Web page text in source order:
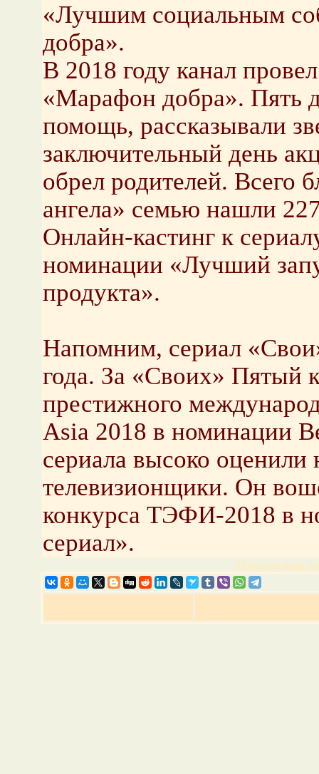
«Лучшим социальным
добра».
В 2018 году канал
«Марафон добра». Пять
помощь, рассказывали
заключительный день
обрел родителей. Всего
ангела» семью нашли
Онлайн-кастинг к
номинации «Лучший
продукта».
Напомним, сериал
года. За «Своих» Пятый
престижного
Asiа 2018 в номинации
сериала высоко оценили
телевизионщики. Он
конкурса ТЭФИ-2018 в
сериал».
Предыдущая